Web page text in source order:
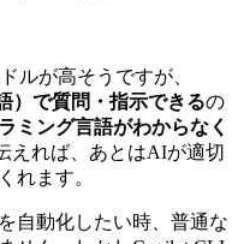
ルが高そうですが、
）で質問・指示できるの
ミング言語がわからなく
えれば、あとはAIが適切
れます。
自動化したい時、普通な